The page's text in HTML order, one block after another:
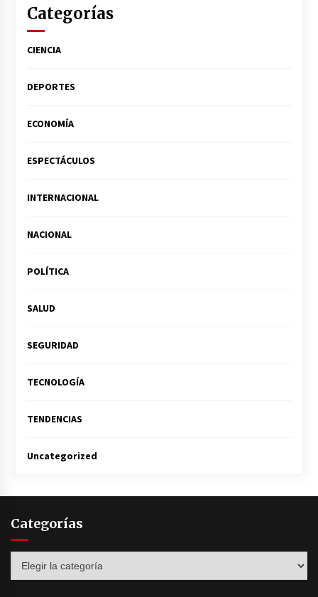
Categorías
CIENCIA
DEPORTES
ECONOMÍA
ESPECTÁCULOS
INTERNACIONAL
NACIONAL
POLÍTICA
SALUD
SEGURIDAD
TECNOLOGÍA
TENDENCIAS
Uncategorized
Categorías